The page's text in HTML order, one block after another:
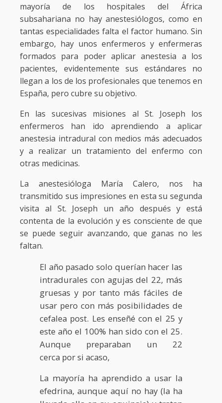
mayoría de los hospitales del África
subsahariana no hay anestesiólogos, como en
tantas especialidades falta el factor humano. Sin
embargo, hay unos enfermeros y enfermeras
formados para poder aplicar anestesia a los
pacientes, evidentemente sus estándares no
llegan a los de los profesionales que tenemos en
España, pero cubre su objetivo.
En las sucesivas misiones al St. Joseph los
enfermeros han ido aprendiendo a aplicar
anestesia intradural con medios más adecuados
y a realizar un tratamiento del enfermo con
otras medicinas.
La anestesióloga María Calero, nos ha
transmitido sus impresiones en esta su segunda
visita al St. Joseph un año después y está
contenta de la evolución y es consciente de que
se puede seguir avanzando, que ganas no les
faltan.
El año pasado solo querían hacer las
intradurales con agujas del 22, más
gruesas y por tanto más fáciles de
usar pero con más posibilidades de
cefalea post. Les enseñé con el 25 y
este año el 100% han sido con el 25.
Aunque preparaban un 22
cerca por si acaso,
La mayoría ha aprendido a usar la
efedrina, aunque aquí no hay (la ha